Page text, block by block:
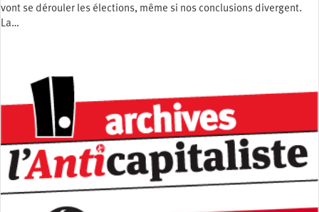
vont se dérouler les élections, même si nos conclusions divergent.
La…